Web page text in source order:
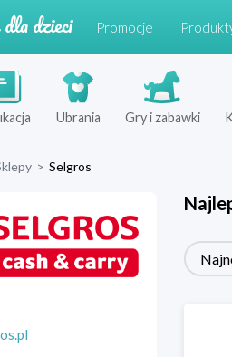
Promocje
Ubrania Gry i zabawki
> Selgros